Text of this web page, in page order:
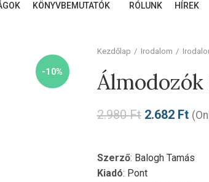
KÖNYVBEMUTATÓK RÓLUNK HÍREK
-10%
Kezdőlap
Irodalom
2.980Ft 2.682 Ft
Szerző: Balogh Tamás
Kiadó: Pont